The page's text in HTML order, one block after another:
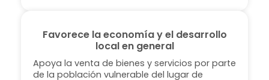
Favorece la economía y el desarrollo
local en general
Apoya la venta de bienes y servicios por parte
de la población vulnerable del lugar de